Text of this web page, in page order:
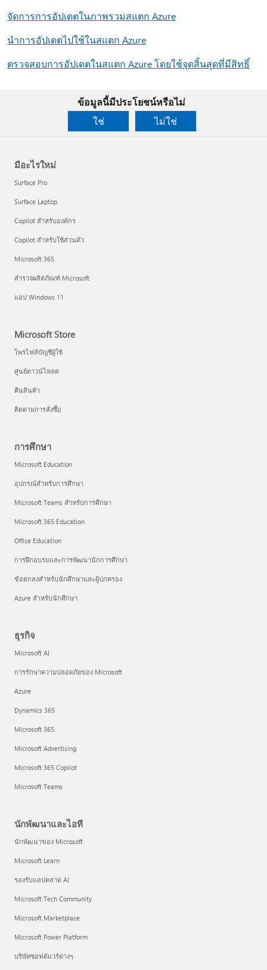
จัดการการอัปเดตในภาพรวมสแตก Azure
นําการอัปเดตไปใช้ในสแตก Azure
ตรวจสอบการอัปเดตในสแตก Azure โดยใช้จุดสิ้นสุดที่มีสิทธิ์
ข้อมูลนี้มีประโยชน์หรือไม่
ใช่
ไม่ใช่
มีอะไรใหม่
Surface Pro
Surface Laptop
Copilot สำหรับองค์กร
Copilot สำหรับใช้ส่วนตัว
Microsoft 365
สำรวจผลิตภัณฑ์ Microsoft
แอป Windows 11
Microsoft Store
โพรไฟล์บัญชีผู้ใช้
ศูนย์ดาวน์โหลด
คืนสินค้า
ติดตามการสั่งซื้อ
การศึกษา
Microsoft Education
อุปกรณ์สำหรับการศึกษา
Microsoft Teams สำหรับการศึกษา
Microsoft 365 Education
Office Education
การฝึกอบรมและการพัฒนานักการศึกษา
ข้อตกลงสำหรับนักศึกษาและผู้ปกครอง
Azure สำหรับนักศึกษา
ธุรกิจ
Microsoft AI
การรักษาความปลอดภัยของ Microsoft
Azure
Dynamics 365
Microsoft 365
Microsoft Advertising
Microsoft 365 Copilot
Microsoft Teams
นักพัฒนาและไอที
นักพัฒนาของ Microsoft
Microsoft Learn
รองรับแอปตลาด AI
Microsoft Tech Community
Microsoft Marketplace
Microsoft Power Platform
บริษัทซอฟต์แวร์ต่างๆ